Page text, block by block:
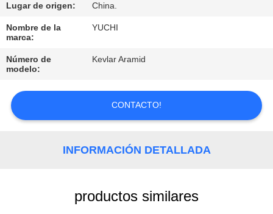
DE
CALIDAD
CONTACTO
NOTICIAS
SOLICITAR
COTIZACIÓN
Lugar de origen: China.
Nombre de la
marca:
YUCHI
Número de
modelo:
Kevlar Aramid
CONTACTO!
INFORMACIÓN DETALLADA
productos similares